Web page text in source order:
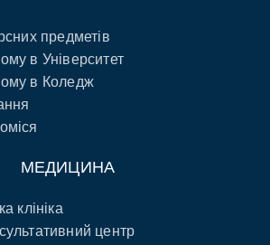
предметів
в Університет
в Коледж
МЕДИЦИНА
клініка
центр